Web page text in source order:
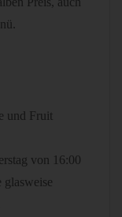
und Fruit
von 16:00
glasweise